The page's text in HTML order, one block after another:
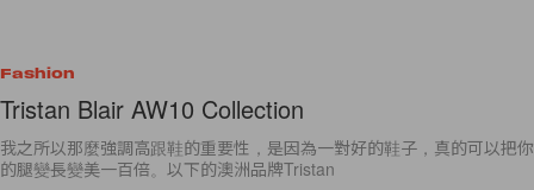
Fashion
Tristan Blair AW10 Collection
我之所以那麼強調高跟鞋的重要性，是因為一對好的鞋子，真的可以把你
的腿變長變美一百倍。以下的澳洲品牌Tristan